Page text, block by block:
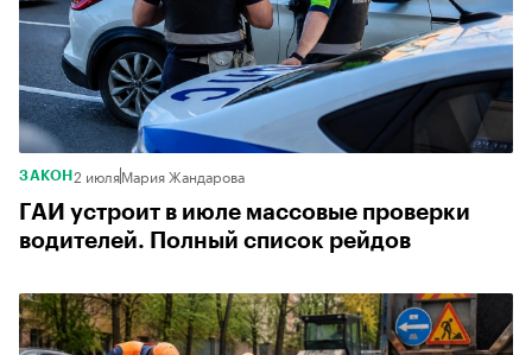
ЗАКОН 2 июляМария Жандарова
ГАИ устроит в июле массовые проверки
водителей. Полный список рейдов